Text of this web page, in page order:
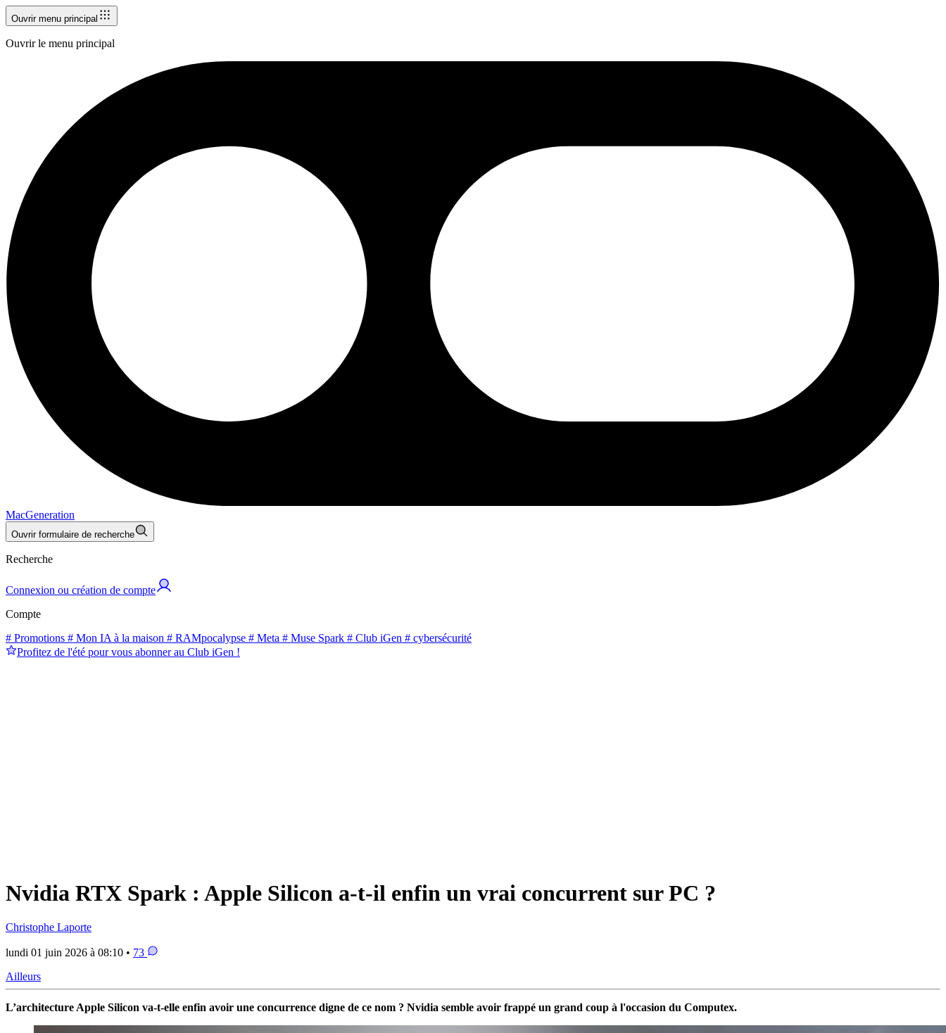
Ouvrir menu principal
Ouvrir le menu principal
MacGeneration
Ouvrir formulaire de recherche
Recherche
Connexion ou création de compte
Compte
# Promotions # Mon IA à la maison # RAMpocalypse # Meta # Muse Spark # Club iGen # cybersécurité
Profitez de l'été pour vous abonner au Club iGen !
Nvidia RTX Spark : Apple Silicon a-t-il enfin un vrai concurrent sur PC ?
Christophe Laporte
lundi 01 juin 2026 à 08:10 • 73
Ailleurs
L’architecture Apple Silicon va-t-elle enfin avoir une concurrence digne de ce nom ? Nvidia semble avoir frappé un grand coup à l'occasion du Computex.